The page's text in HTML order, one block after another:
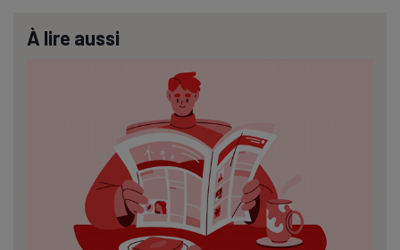
À lire aussi